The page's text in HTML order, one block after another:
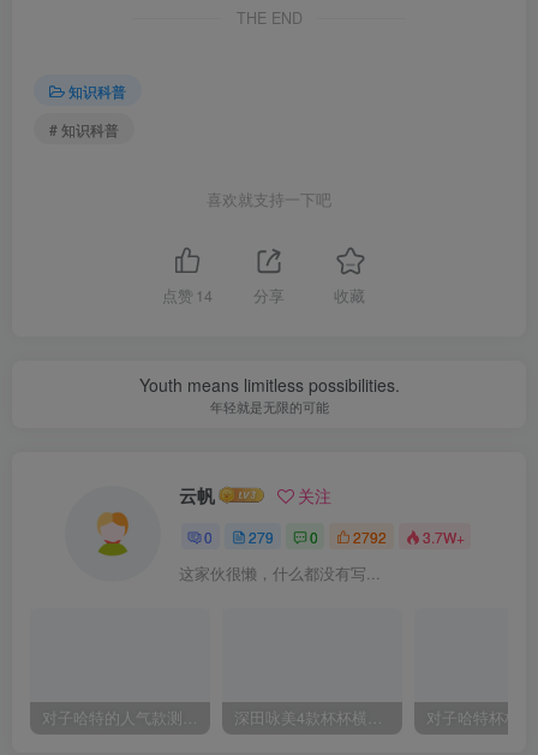
THE END
知识科普
# 知识科普
喜欢就支持一下吧
点赞 14 分享 收藏
Youth means limitless possibilities.
年轻就是无限的可能
云帆 关注
0 279 0 2792 3.7W+
这家伙很懒，什么都没有写...
对子哈特的人气款测评，推荐！ 深田咏美4款杯杯横向对比评测